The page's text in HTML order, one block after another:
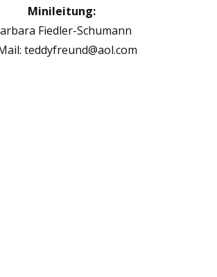
Minileitung:
Fiedler-Schumann
teddyfreund@aol.com